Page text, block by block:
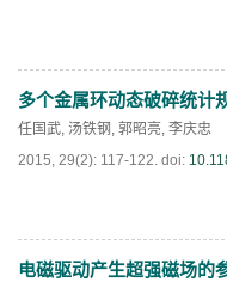
阅读全文
多个金属环动态破碎统计
任国武, 汤铁钢 , 郭昭亮, 李庆忠
2015, 29(2): 117-122. doi:
阅读全文
电磁驱动产生超强磁场的